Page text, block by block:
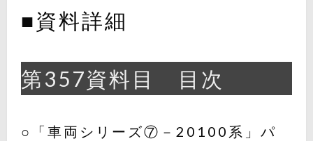
■資料詳細
第357資料目 目次
○「車両シリーズ⑦－20100系」パ